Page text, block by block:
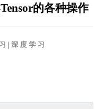
的各种操作
|深度学习